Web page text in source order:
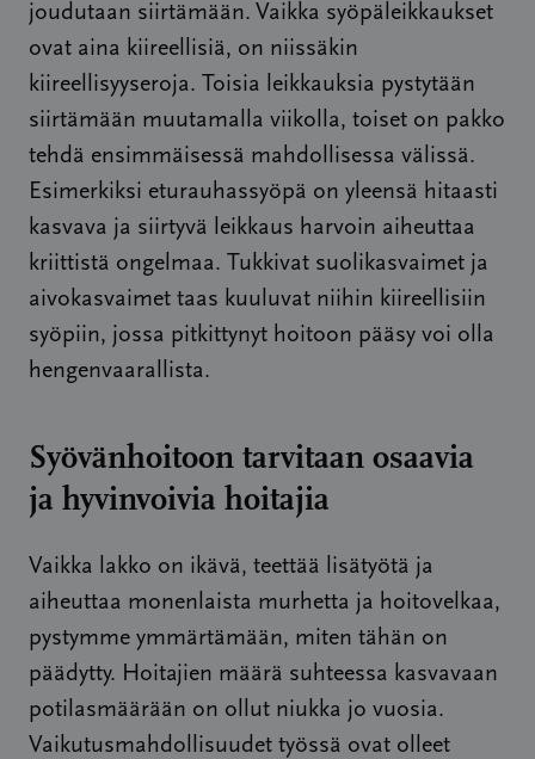
joudutaan siirtämään. Vaikka syöpäleikkaukset
ovat aina kiireellisiä, on niissäkin
kiireellisyyseroja. Toisia leikkauksia pystytään
siirtämään muutamalla viikolla, toiset on pakko
tehdä ensimmäisessä mahdollisessa välissä.
Esimerkiksi eturauhassyöpä on yleensä hitaasti
kasvava ja siirtyvä leikkaus harvoin aiheuttaa
kriittistä ongelmaa. Tukkivat suolikasvaimet ja
aivokasvaimet taas kuuluvat niihin kiireellisiin
syöpiin, jossa pitkittynyt hoitoon pääsy voi olla
hengenvaarallista.
Syövänhoitoon tarvitaan osaavia
ja hyvinvoivia hoitajia
Vaikka lakko on ikävä, teettää lisätyötä ja
aiheuttaa monenlaista murhetta ja hoitovelkaa,
pystymme ymmärtämään, miten tähän on
päädytty. Hoitajien määrä suhteessa kasvavaan
potilasmäärään on ollut niukka jo vuosia.
Vaikutusmahdollisuudet työssä ovat olleet